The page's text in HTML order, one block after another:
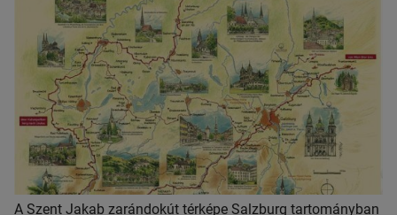
A Szent Jakab zarándokút térképe Salzburg tartományban